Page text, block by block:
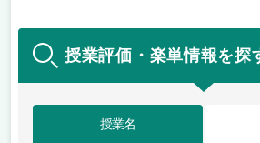
授業評価・楽単情報を探
授業名